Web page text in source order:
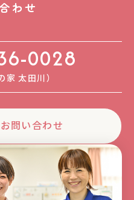
わせ
0028
家 太⽥川）
問い合わせ